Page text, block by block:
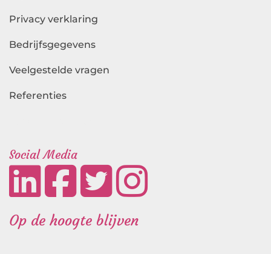
Privacy verklaring
Bedrijfsgegevens
Veelgestelde vragen
Referenties
Social Media
Op de hoogte blijven